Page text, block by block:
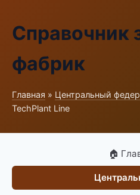
Справочник
фабрик
Главная » Центральный
TechPlant Line
🏠